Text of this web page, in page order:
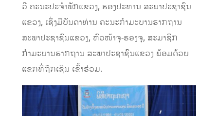
ວີ ຄະນະປະຈໍາພັກແຂວງ, ຮອງປະທານ ສະພາປະຊາຊົນ
ແຂວງ, ເຊິ່ງມີບັນດາທ່ານ ຄະນະກໍາມະບານຮາກຖານ
ສະພາປະຊາຊົນແຂວງ, ຫົວໜ້າຈຸ-ຮອງຈຸ, ສະມາຊິກ
ກໍາມະບານຮາກຖານ ສະພາປະຊາຊົນແຂວງ​​ ພ້ອມດ້ວຍ
ແຂກທີ່ຖືກເຊີນ ເຂົ້າ​ຮ່ວມ.